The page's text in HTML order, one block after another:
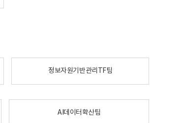
정보자원기반관리TF팀
AI데이터확산팀